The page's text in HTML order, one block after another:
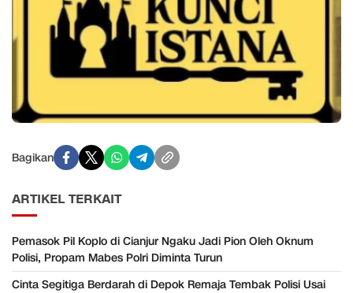
Bagikan
ARTIKEL TERKAIT
Pemasok Pil Koplo di Cianjur Ngaku Jadi Pion Oleh Oknum
Polisi, Propam Mabes Polri Diminta Turun
Cinta Segitiga Berdarah di Depok Remaja Tembak Polisi Usai